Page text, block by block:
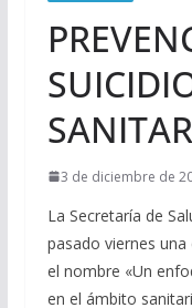
3 de diciembre de
La Secretaría de
pasado viernes
el nombre «Un
en el ámbito